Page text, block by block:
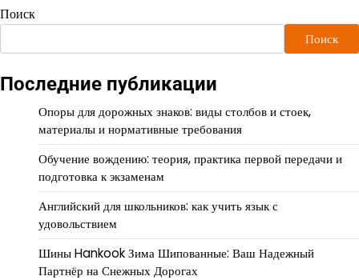
Поиск
Поиск
Последние публикации
Опоры для дорожных знаков: виды столбов и стоек,
материалы и нормативные требования
Обучение вождению: теория, практика первой передачи и
подготовка к экзаменам
Английский для школьников: как учить язык с
удовольствием
Шины Hankook Зима Шипованные: Ваш Надежный
Партнёр на Снежных Дорогах